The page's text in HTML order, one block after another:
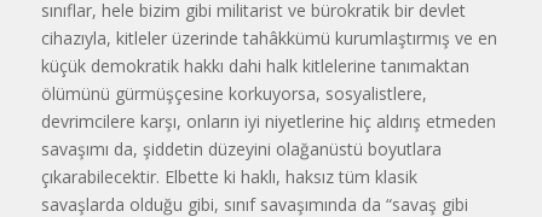
sınıflar, hele bizim gibi militarist ve bürokratik bir devlet
cihazıyla, kitleler üzerinde tahâkkümü kurumlaştırmış ve en
küçük demokratik hakkı dahi halk kitlelerine tanımaktan
ölümünü gürmüşçesine korkuyorsa, sosyalistlere,
devrimcilere karşı, onların iyi niyetlerine hiç aldırış etmeden
savaşımı da, şiddetin düzeyini olağanüstü boyutlara
çıkarabilecektir. Elbette ki haklı, haksız tüm klasik
savaşlarda olduğu gibi, sınıf savaşımında da “savaş gibi